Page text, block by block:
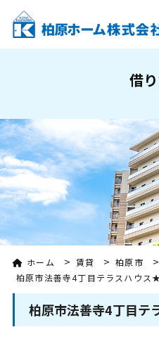
借
ホーム > 賃貸 > 柏原市 >
柏原市法善寺4丁目テラスハウス
柏原市法善寺4丁目